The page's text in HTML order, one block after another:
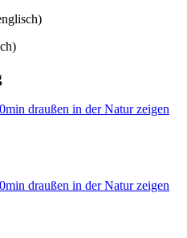
draußen in der Natur zeigen
draußen in der Natur zeigen